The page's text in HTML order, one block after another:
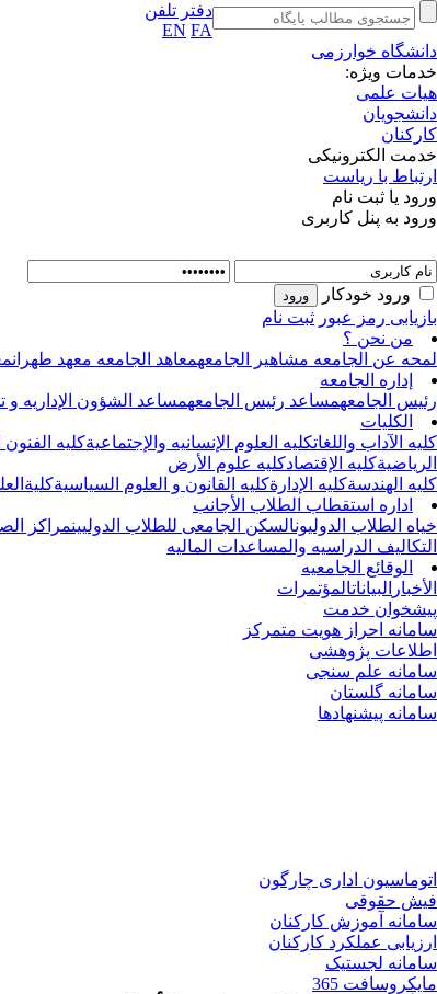
دفتر تلفن
EN FA
دانشگاه خوارزمی
خدمات ویژه:
هیات علمی
دانشجویان
کارکنان
خدمت الکترونیکی
ارتباط با ریاست
ورود یا ثبت نام
ورود به پنل کاربری
ورود خودکار
بازیابی رمز عبور ثبت نام
من نحن ؟
لمحه عن الجامعه مشاهیر الجامعهمعاهد الجامعه معهد طهران
إداره الجامعه
رئیس الجامعهمساعد رئیس الجامعهمساعد الشؤون الإداریه و
الکلیات
کلیه الآداب واللغاتکلیه العلوم الإنسانیه والإجتماعیةکلیه الفنون
الریاضیةکلیه الإقتصادکلیه علوم الأرض
کلیه الهندسةکلیه الإدارةکلیه القانون و العلوم السیاسیة
اداره استقطاب الطلاب الأجانب
خیاه الطلاب الدولیونالسکن الجامعی للطلاب الدولیینمراکز
التکالیف الدراسیه والمساعدات المالیه
الوقائع الجامعیه
الأخبار البیاناتالمؤتمرات
پیشخوان خدمت
سامانه احراز هویت متمرکز
اطلاعات پژوهشی
سامانه علم سنجی
سامانه گلستان
سامانه پیشنهادها
اتوماسیون اداری چارگون
فیش حقوقی
سامانه آموزش کارکنان
ارزیابی عملکرد کارکنان
سامانه لجستیک
مایکروسافت 365